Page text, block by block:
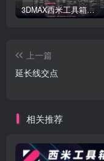
3DMAX西米工具箱下载
上一篇
延长线交点
相关推荐